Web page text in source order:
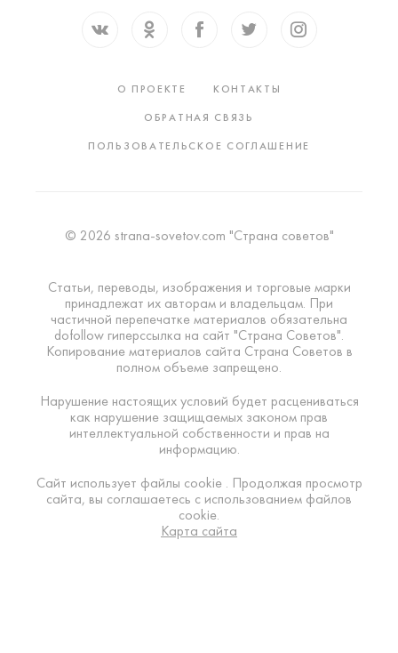
О ПРОЕКТЕ
КОНТАКТЫ
ОБРАТНАЯ СВЯЗЬ
ПОЛЬЗОВАТЕЛЬСКОЕ СОГЛАШЕНИЕ
© 2026 strana-sovetov.com "Страна советов"
Статьи, переводы, изображения и торговые марки
принадлежат их авторам и владельцам. При
частичной перепечатке материалов обязательна
dofollow гиперссылка на сайт "Страна Советов".
Копирование материалов сайта Страна Советов в
полном объеме запрещено.
Нарушение настоящих условий будет расцениваться
как нарушение защищаемых законом прав
интеллектуальной собственности и прав на
информацию.
Сайт использует файлы cookie . Продолжая просмотр
сайта, вы соглашаетесь с использованием файлов
cookie.
Карта сайта